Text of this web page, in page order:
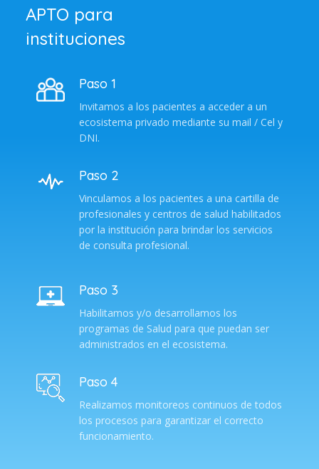
APTO para
instituciones
Paso 1
Invitamos a los pacientes a acceder a un
ecosistema privado mediante su mail / Cel y
DNI.
Paso 2
Vinculamos a los pacientes a una cartilla de
profesionales y centros de salud habilitados
por la institución para brindar los servicios
de consulta profesional.
Paso 3
Habilitamos y/o desarrollamos los
programas de Salud para que puedan ser
administrados en el ecosistema.
Paso 4
Realizamos monitoreos continuos de todos
los procesos para garantizar el correcto
funcionamiento.